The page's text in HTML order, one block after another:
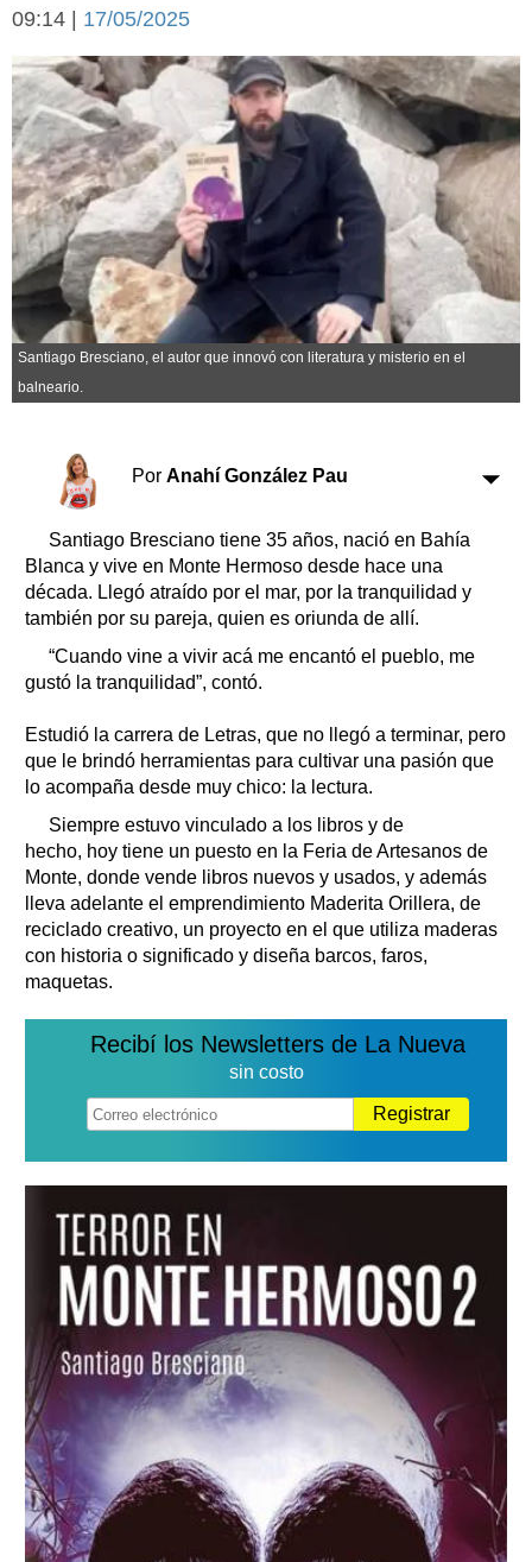
Economía y campo
Espacio empresas
Sociedad y tiempo
libre
Sociedad
Tecnología
Turismo
Salud
Es viral
El tiempo
Cartón Lleno
Fúnebres
Servicios
Farmacias
Loterías
Datos Útiles
Fúnebres
Teléfonos de urgencia
09:14 | 17/05/2025
Santiago Bresciano, el autor que innovó con literatura y misterio en el
balneario.
Por Anahí González Pau
Santiago Bresciano tiene 35 años, nació en Bahía
Blanca y vive en Monte Hermoso desde hace una
década. Llegó atraído por el mar, por la tranquilidad y
también por su pareja, quien es oriunda de allí.
“Cuando vine a vivir acá me encantó el pueblo, me
gustó la tranquilidad”, contó.
Estudió la carrera de Letras, que no llegó a terminar, pero
que le brindó herramientas para cultivar una pasión que
lo acompaña desde muy chico: la lectura.
Siempre estuvo vinculado a los libros y de
hecho, hoy tiene un puesto en la Feria de Artesanos de
Monte, donde vende libros nuevos y usados, y además
lleva adelante el emprendimiento Maderita Orillera, de
reciclado creativo, un proyecto en el que utiliza maderas
con historia o significado y diseña barcos, faros,
maquetas.
Recibí los Newsletters de La Nueva
sin costo
Registrar